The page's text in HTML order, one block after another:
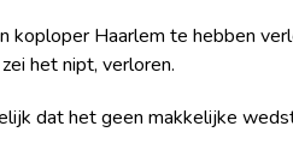
koploper Haarlem te hebben
het nipt, verloren.
dat het geen makkelijke